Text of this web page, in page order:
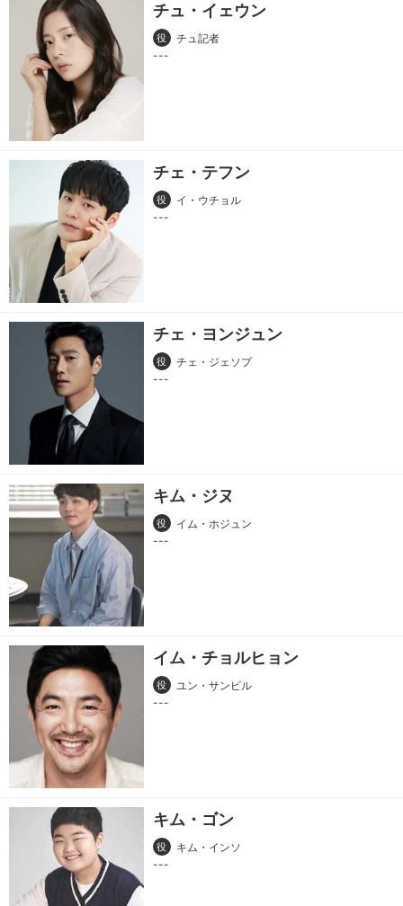
チュ・イェウン
役 チュ記者
チェ・テフン
役 イ・ウチョル
チェ・ヨンジュン
役 チェ・ジェソプ
キム・ジヌ
役 イム・ホジュン
イム・チョルヒョン
役 ユン・サンピル
キム・ゴン
役 キム・インソ